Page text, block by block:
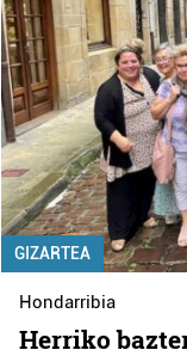
GIZARTEA
Hondarribia
Herriko